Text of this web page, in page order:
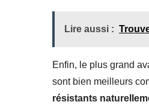
Lire aussi :
Enfin, le plus grand
sont bien meilleurs
résistants